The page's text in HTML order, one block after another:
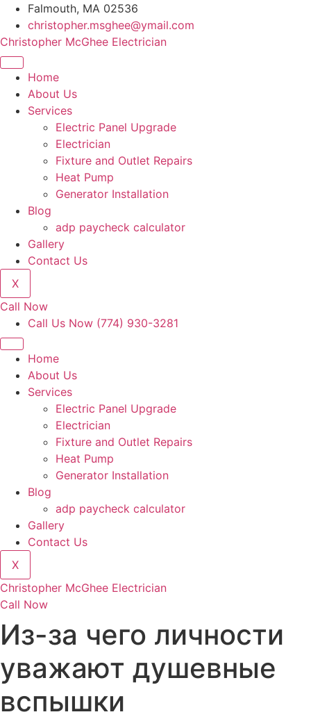
Skip
content
Falmouth, MA 02536
christopher.msghee@ymail.com
Christopher McGhee Electrician
Home
About Us
Services
Electric Panel Upgrade
Electrician
Fixture and Outlet Repairs
Heat Pump
Generator Installation
Blog
adp paycheck calculator
Gallery
Contact Us
X
Call Now
Call Us Now (774) 930-3281
Home
About Us
Services
Electric Panel Upgrade
Electrician
Fixture and Outlet Repairs
Heat Pump
Generator Installation
Blog
adp paycheck calculator
Gallery
Contact Us
X
Christopher McGhee Electrician
Call Now
Из-за чего личности
уважают душевные
вспышки